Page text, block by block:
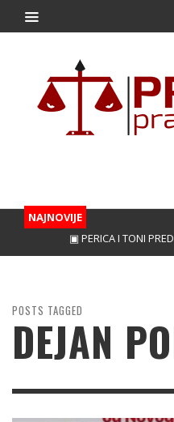
NAJNOVIJE
▣ PERICA I TONI PRED
POSTS TAGGED
DEJAN